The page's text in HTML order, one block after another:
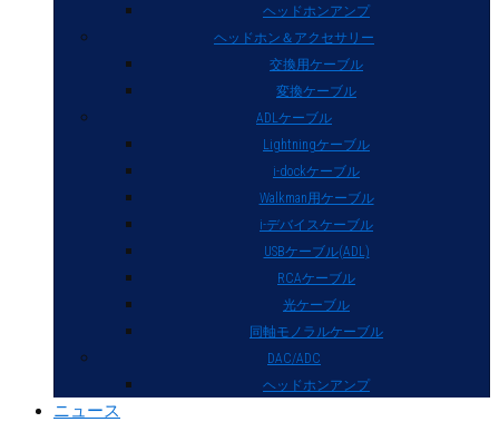
ヘッドホンアンプ
ヘッドホン＆アクセサリー
交換用ケーブル
変換ケーブル
ADLケーブル
Lightningケーブル
i-dockケーブル
Walkman用ケーブル
i-デバイスケーブル
USBケーブル(ADL)
RCAケーブル
光ケーブル
同軸モノラルケーブル
DAC/ADC
ヘッドホンアンプ
ニュース